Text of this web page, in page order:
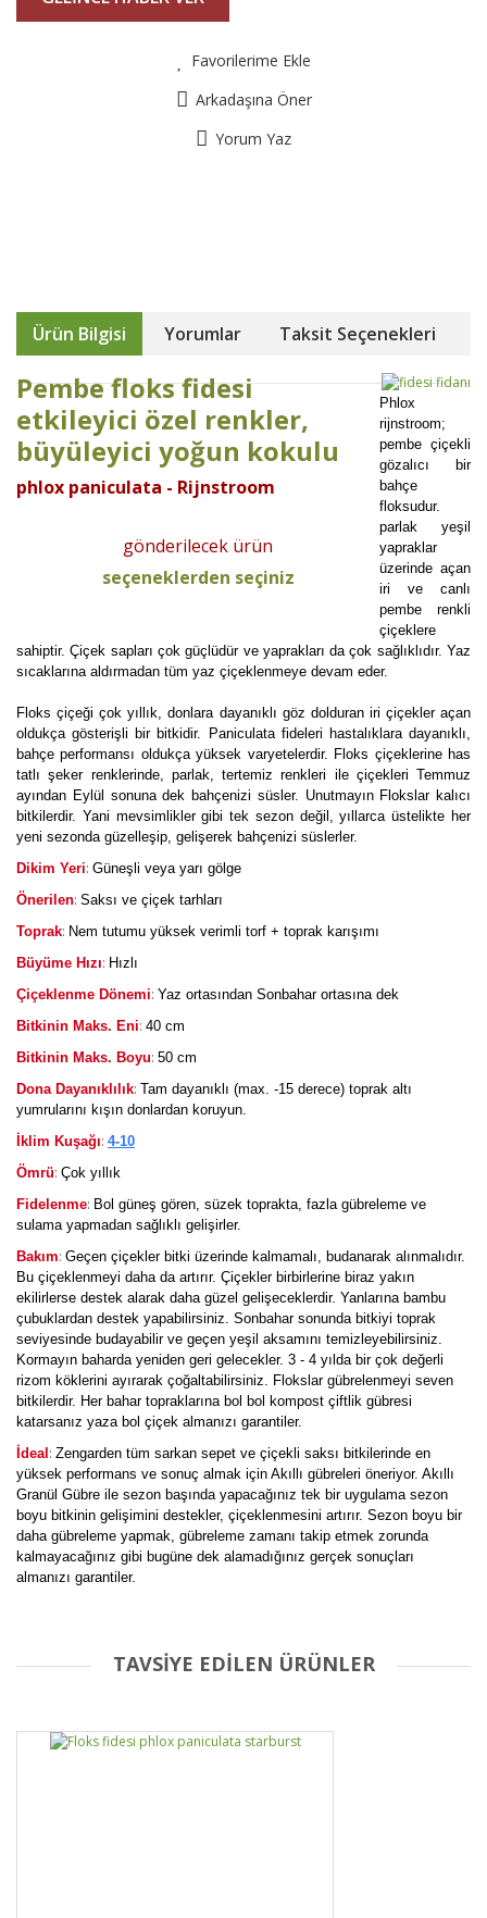
Favorilerime Ekle
Arkadaşına Öner
Yorum Yaz
Ürün Bilgisi Yorumlar Taksit Seçenekleri
Pembe floks fidesi
etkileyici özel renkler,
büyüleyici yoğun kokulu
phlox paniculata - Rijnstroom
gönderilecek ürün
seçeneklerden seçiniz
Phlox
rijnstroom;
pembe çiçekli
gözalıcı bir
bahçe
floksudur.
parlak yeşil
yapraklar
üzerinde açan
iri ve canlı
pembe renkli
çiçeklere
sahiptir. Çiçek sapları çok güçlüdür ve yaprakları da çok sağlıklıdır. Yaz
sıcaklarına aldırmadan tüm yaz çiçeklenmeye devam eder.
Floks çiçeği çok yıllık, donlara dayanıklı göz dolduran iri çiçekler açan
oldukça gösterişli bir bitkidir. Paniculata fideleri hastalıklara dayanıklı,
bahçe performansı oldukça yüksek varyetelerdir. Floks çiçeklerine has
tatlı şeker renklerinde, parlak, tertemiz renkleri ile çiçekleri Temmuz
ayından Eylül sonuna dek bahçenizi süsler. Unutmayın Flokslar kalıcı
bitkilerdir. Yani mevsimlikler gibi tek sezon değil, yıllarca üstelikte her
yeni sezonda güzelleşip, gelişerek bahçenizi süslerler.
Dikim Yeri: Güneşli veya yarı gölge
Önerilen: Saksı ve çiçek tarhları
Toprak: Nem tutumu yüksek verimli torf + toprak karışımı
Büyüme Hızı: Hızlı
Çiçeklenme Dönemi: Yaz ortasından Sonbahar ortasına dek
Bitkinin Maks. Eni: 40 cm
Bitkinin Maks. Boyu: 50 cm
Dona Dayanıklılık: Tam dayanıklı (max. -15 derece) toprak altı
yumrularını kışın donlardan koruyun.
İklim Kuşağı: 4-10
Ömrü: Çok yıllık
Fidelenme: Bol güneş gören, süzek toprakta, fazla gübreleme ve
sulama yapmadan sağlıklı gelişirler.
Bakım: Geçen çiçekler bitki üzerinde kalmamalı, budanarak alınmalıdır.
Bu çiçeklenmeyi daha da artırır. Çiçekler birbirlerine biraz yakın
ekilirlerse destek alarak daha güzel gelişeceklerdir. Yanlarına bambu
çubuklardan destek yapabilirsiniz. Sonbahar sonunda bitkiyi toprak
seviyesinde budayabilir ve geçen yeşil aksamını temizleyebilirsiniz.
Kormayın baharda yeniden geri gelecekler. 3 - 4 yılda bir çok değerli
rizom köklerini ayırarak çoğaltabilirsiniz. Flokslar gübrelenmeyi seven
bitkilerdir. Her bahar topraklarına bol bol kompost çiftlik gübresi
katarsanız yaza bol çiçek almanızı garantiler.
İdeal : Zengarden tüm sarkan sepet ve çiçekli saksı bitkilerinde en
yüksek performans ve sonuç almak için Akıllı gübreleri öneriyor. Akıllı
Granül Gübre ile sezon başında yapacağınız tek bir uygulama sezon
boyu bitkinin gelişimini destekler, çiçeklenmesini artırır. Sezon boyu bir
daha gübreleme yapmak, gübreleme zamanı takip etmek zorunda
kalmayacağınız gibi bugüne dek alamadığınız gerçek sonuçları
almanızı garantiler.
Bu ürüne ilk yorumu siz yapın!
Yorum Yaz
TAVSİYE EDİLEN ÜRÜNLER